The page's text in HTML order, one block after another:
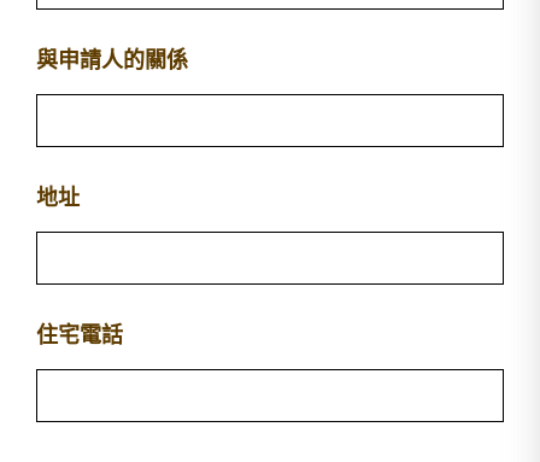
與申請人的關係
地址
住宅電話